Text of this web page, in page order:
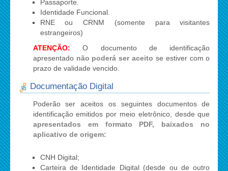
Passaporte.
Identidade Funcional.
RNE ou CRNM (somente para visitantes
estrangeiros)
ATENÇÃO: O documento de identificação
apresentado não poderá ser aceito se estiver com o
prazo de validade vencido.
Documentação Digital
Poderão ser aceitos os seguintes documentos de
identificação emitidos por meio eletrônico, desde que
apresentados em formato PDF, baixados no
aplicativo de origem:
CNH Digital;
Carteira de Identidade Digital (desde ou de outro